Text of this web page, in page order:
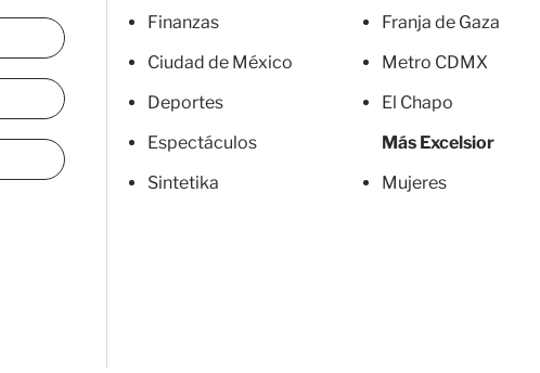
Finanzas
Ciudad de México
Deportes
Espectáculos
Sintetika
Franja de Gaza
Metro CDMX
El Chapo
Más Excelsior
Mujeres